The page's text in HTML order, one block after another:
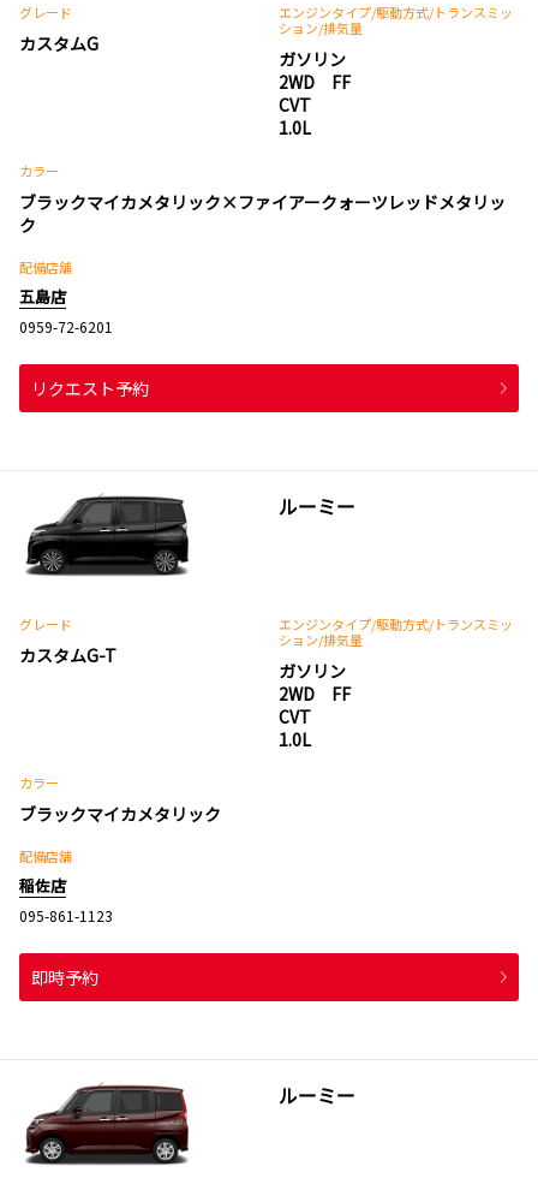
グレード
カスタムG
エンジンタイプ/駆動方式/トランスミッ
ション/排気量
ガソリン
2WD FF
CVT
1.0L
カラー
ブラックマイカメタリック×ファイアークォーツレッドメタリッ
ク
配備店舗
五島店
0959-72-6201
リクエスト予約
ルーミー
グレード
カスタムG-T
エンジンタイプ/駆動方式/トランスミッ
ション/排気量
ガソリン
2WD FF
CVT
1.0L
カラー
ブラックマイカメタリック
配備店舗
稲佐店
095-861-1123
即時予約
ルーミー